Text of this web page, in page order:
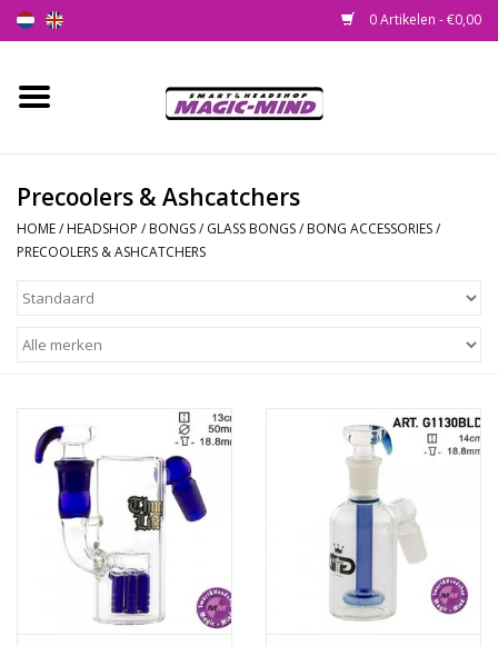
0 Artikelen - €0,00
Home
Smartshop
Headshop
SEEDSHOP
Psychedelic
Rituals & Wierook
Precoolers & Ashcatchers
HOME/ HEADSHOP / BONGS/ GLASS BONGS/ BONG ACCESSORIES/
PRECOOLERS & ASHCATCHERS